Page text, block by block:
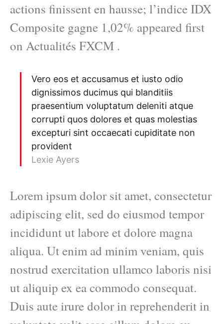
actions finissent en hausse; l’indice IDX
Composite gagne 1,02% appeared first
on Actualités FXCM .
Vero eos et accusamus et iusto odio
dignissimos ducimus qui blanditiis
praesentium voluptatum deleniti atque
corrupti quos dolores et quas molestias
excepturi sint occaecati cupiditate non
provident
Lexie Ayers
Lorem ipsum dolor sit amet, consectetur
adipiscing elit, sed do eiusmod tempor
incididunt ut labore et dolore magna
aliqua. Ut enim ad minim veniam, quis
nostrud exercitation ullamco laboris nisi
ut aliquip ex ea commodo consequat.
Duis aute irure dolor in reprehenderit in